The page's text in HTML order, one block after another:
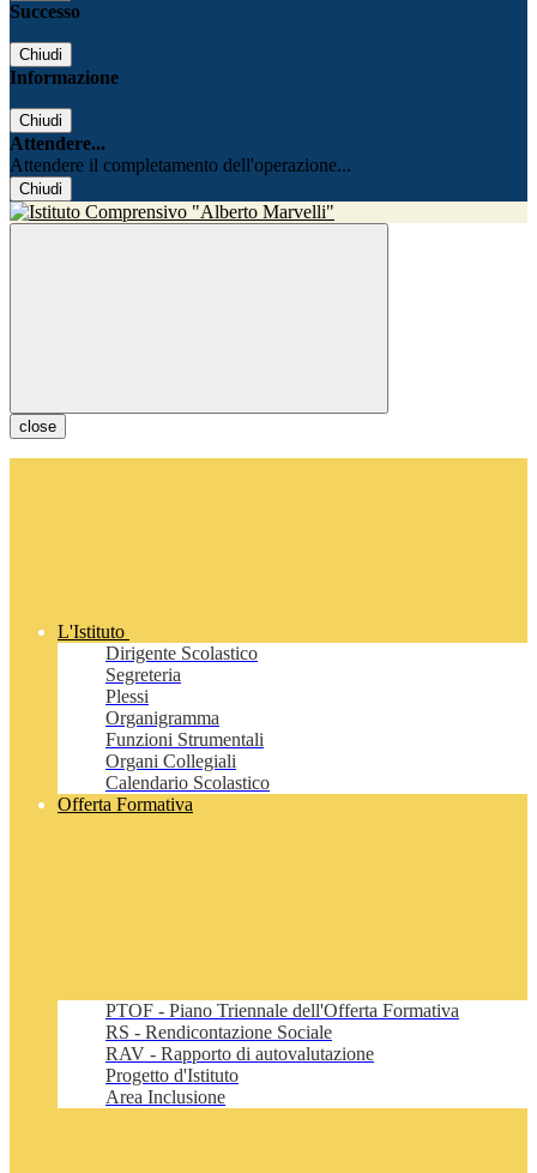
Successo
Chiudi
Informazione
Chiudi
Attendere...
Attendere il completamento dell'operazione...
Chiudi
close
L'Istituto
Dirigente Scolastico
Segreteria
Plessi
Organigramma
Funzioni Strumentali
Organi Collegiali
Calendario Scolastico
Offerta Formativa
PTOF - Piano Triennale dell'Offerta Formativa
RS - Rendicontazione Sociale
RAV - Rapporto di autovalutazione
Progetto d'Istituto
Area Inclusione